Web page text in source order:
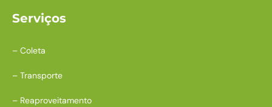
Serviços
– Coleta
– Transporte
– Reaproveitamento